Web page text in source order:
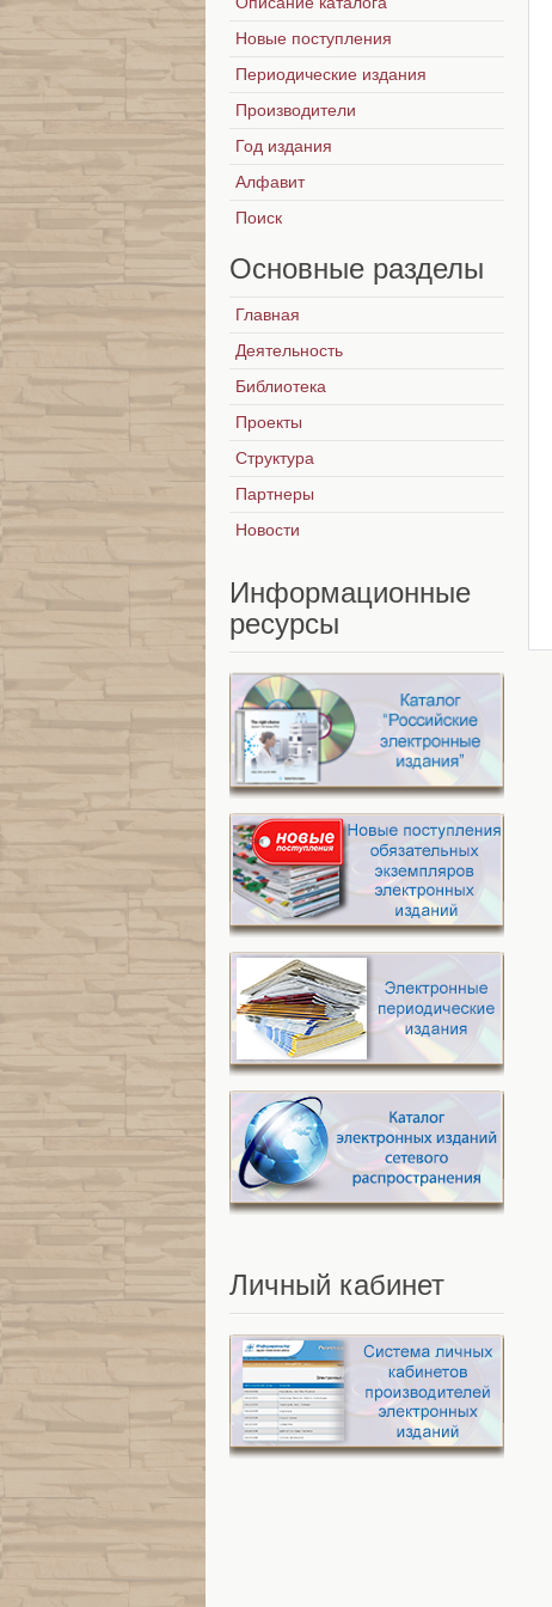
Новые поступления
Периодические издания
Производители
Год издания
Алфавит
Поиск
Основные разделы
Главная
Деятельность
Библиотека
Проекты
Структура
Партнеры
Новости
Информационные
ресурсы
Личный кабинет